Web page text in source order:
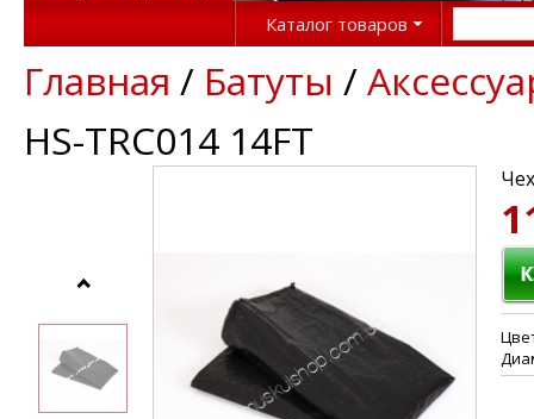
Каталог товаров
Главная / Батуты /
HS-TRC014 14FT